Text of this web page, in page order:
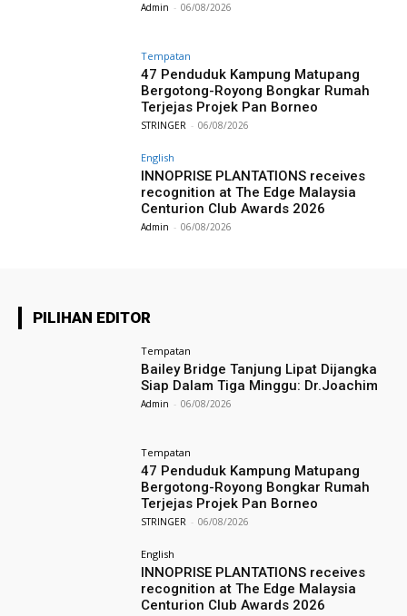
Admin - 06/08/2026
Tempatan
47 Penduduk Kampung Matupang
Bergotong-Royong Bongkar Rumah
Terjejas Projek Pan Borneo
STRINGER - 06/08/2026
English
INNOPRISE PLANTATIONS receives
recognition at The Edge Malaysia
Centurion Club Awards 2026
Admin - 06/08/2026
PILIHAN EDITOR
Tempatan
Bailey Bridge Tanjung Lipat Dijangka
Siap Dalam Tiga Minggu: Dr.Joachim
Admin - 06/08/2026
Tempatan
47 Penduduk Kampung Matupang
Bergotong-Royong Bongkar Rumah
Terjejas Projek Pan Borneo
STRINGER - 06/08/2026
English
INNOPRISE PLANTATIONS receives
recognition at The Edge Malaysia
Centurion Club Awards 2026